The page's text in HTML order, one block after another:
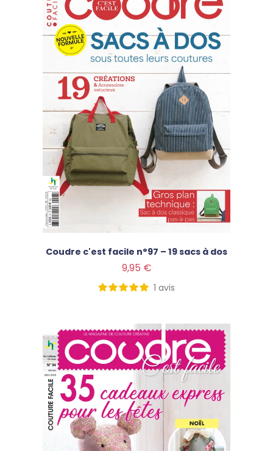
Coudre c'est facile n°97 – 19 sacs à dos
9,95 €
1 avis